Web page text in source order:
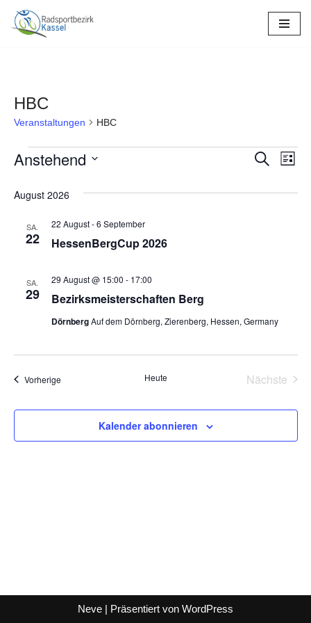
Zum
HBC
Veranstaltungen HBC
Suche
Liste
Anstehend
wählen.
August 2026
SA.
22 HessenBergCup 2026
22 August-6 September
SA.
29 Bezirksmeisterschaften Berg
29 August @ 15:00 - 17:00
DörnbergAuf dem Dörnberg, Zierenberg, Hessen, Germany
VorherigeVeranstaltungen Heute
Nächste
Kalender abonnieren
Neve | Präsentiert von WordPress